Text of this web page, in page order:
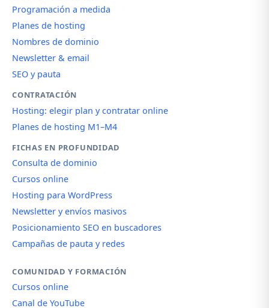
Programación a medida
Planes de hosting
Nombres de dominio
Newsletter & email
SEO y pauta
CONTRATACIÓN
Hosting: elegir plan y contratar online
Planes de hosting M1–M4
FICHAS EN PROFUNDIDAD
Consulta de dominio
Cursos online
Hosting para WordPress
Newsletter y envíos masivos
Posicionamiento SEO en buscadores
Campañas de pauta y redes
COMUNIDAD Y FORMACIÓN
Cursos online
Canal de YouTube